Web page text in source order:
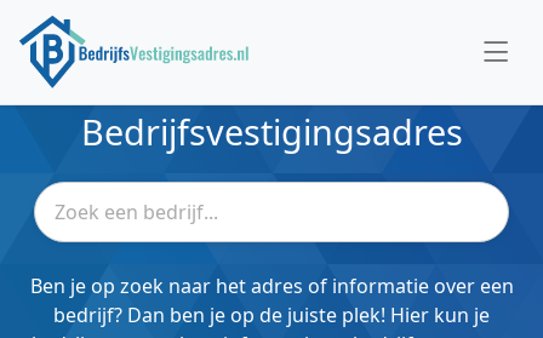
Bedrijfsvestigingsadres
Ben je op zoek naar het adres of informatie over een
bedrijf? Dan ben je op de juiste plek! Hier kun je